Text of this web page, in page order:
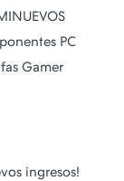
PC
Gamer
ingresos!